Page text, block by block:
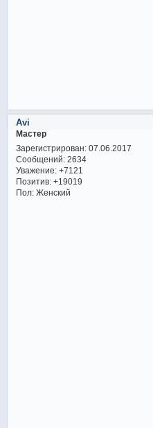
Avi
Мастер
Зарегистрирован: 07.06.2017
Сообщений:2634
Уважение: +7121
Позитив: +19019
Пол:Женский